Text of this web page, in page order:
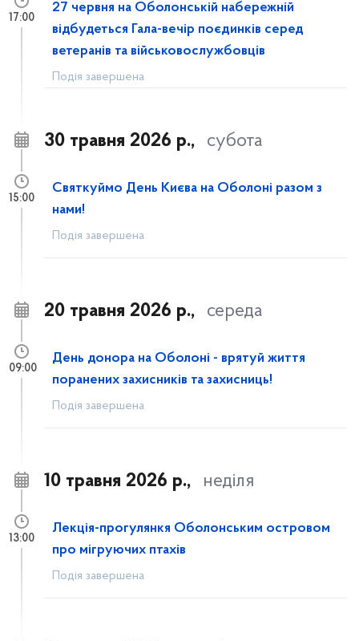
27 червня на Оболонській набережній
відбудеться Гала-вечір поєдинків серед
ветеранів та військовослужбовців
Подія завершена
17:00
30 травня 2026 р., субота
Святкуймо День Києва на Оболоні разом з
нами!
Подія завершена
15:00
20 травня 2026 р., середа
День донора на Оболоні - врятуй життя
поранених захисників та захисниць!
Подія завершена
09:00
10 травня 2026 р., неділя
Лекція-прогулянкя Оболонським островом
про мігруючих птахів
Подія завершена
13:00